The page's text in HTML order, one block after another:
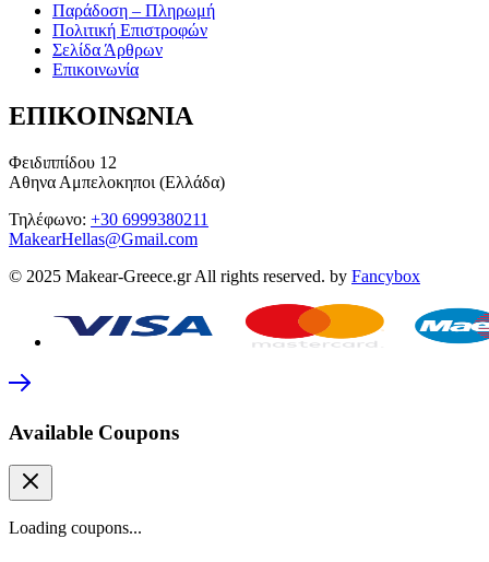
Παράδοση – Πληρωμή
Πολιτική Επιστροφών
Σελίδα Άρθρων
Επικοινωνία
ΕΠΙΚΟΙΝΩΝΙΑ
Φειδιππίδου 12
Αθηνα Αμπελοκηποι (Ελλάδα)
Τηλέφωνο: +30 6999380211
MakearHellas@Gmail.com
© 2025 Makear-Greece.gr All rights reserved. by Fancybox
Available Coupons
Loading coupons...